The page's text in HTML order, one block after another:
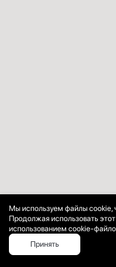
Мы используем файлы cookie,
Продолжая использовать
использованием cookie-
Принять